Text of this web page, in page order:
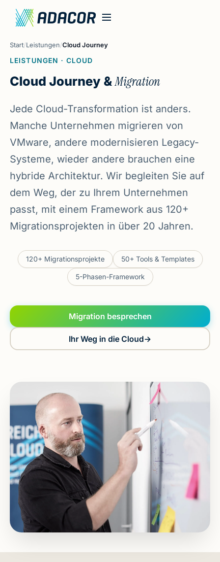
Start/Leistungen/Cloud Journey
LEISTUNGEN · CLOUD
Cloud Journey &Migration
Jede Cloud-Transformation ist anders.
Manche Unternehmen migrieren von
VMware, andere modernisieren Legacy-
Systeme, wieder andere brauchen eine
hybride Architektur. Wir begleiten Sie auf
dem Weg, der zu Ihrem Unternehmen
passt, mit einem Framework aus 120+
Migrationsprojekten in über 20 Jahren.
120+ Migrationsprojekte 50+ Tools & Templates
5-Phasen-Framework
Migration besprechen
Ihr Weg in die Cloud